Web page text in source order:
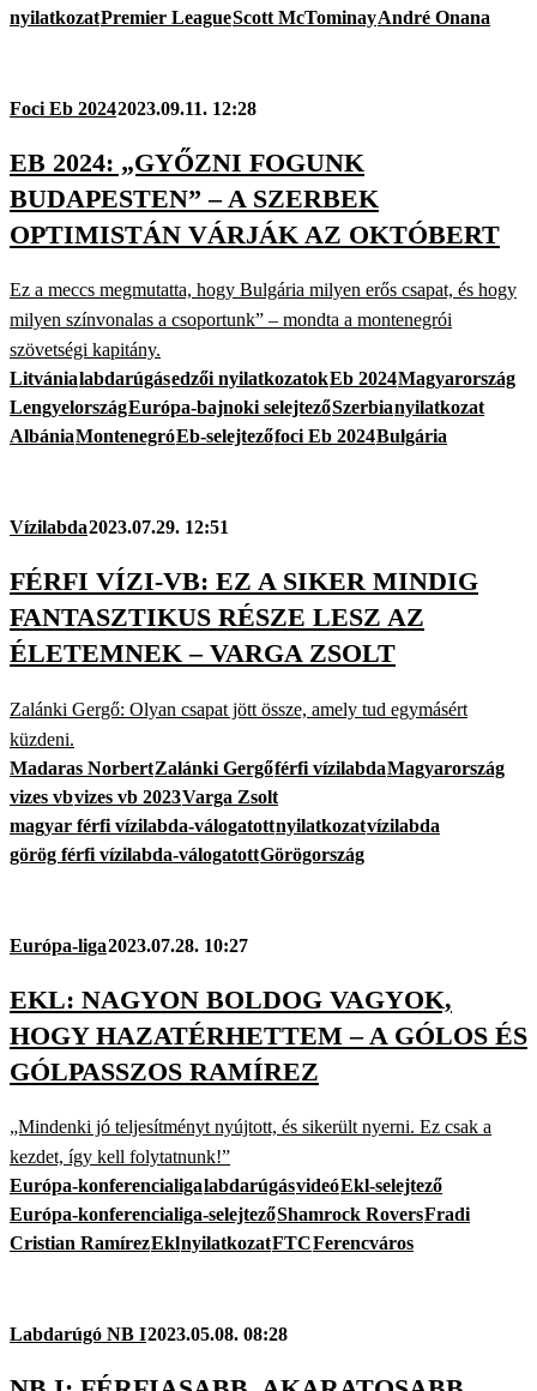
nyilatkozatPremier LeagueScott McTominayAndré Onana
Foci Eb 20242023.09.11. 12:28
EB 2024: „GYŐZNI FOGUNK
BUDAPESTEN” – A SZERBEK
OPTIMISTÁN VÁRJÁK AZ OKTÓBERT
Ez a meccs megmutatta, hogy Bulgária milyen erős csapat, és hogy
milyen színvonalas a csoportunk” – mondta a montenegrói
szövetségi kapitány.
Litvánialabdarúgásedzői nyilatkozatokEb 2024Magyarország
LengyelországEurópa-bajnoki selejtezőSzerbianyilatkozat
AlbániaMontenegróEb-selejtezőfoci Eb 2024Bulgária
Vízilabda2023.07.29. 12:51
FÉRFI VÍZI-VB: EZ A SIKER MINDIG
FANTASZTIKUS RÉSZE LESZ AZ
ÉLETEMNEK – VARGA ZSOLT
Zalánki Gergő: Olyan csapat jött össze, amely tud egymásért
küzdeni.
Madaras NorbertZalánki Gergőférfi vízilabdaMagyarország
vizes vbvizes vb 2023Varga Zsolt
magyar férfi vízilabda-válogatottnyilatkozatvízilabda
görög férfi vízilabda-válogatottGörögország
Európa-liga2023.07.28. 10:27
EKL: NAGYON BOLDOG VAGYOK,
HOGY HAZATÉRHETTEM – A GÓLOS ÉS
GÓLPASSZOS RAMÍREZ
„Mindenki jó teljesítményt nyújtott, és sikerült nyerni. Ez csak a
kezdet, így kell folytatnunk!”
Európa-konferencialigalabdarúgásvideóEkl-selejtező
Európa-konferencialiga-selejtezőShamrock RoversFradi
Cristian RamírezEklnyilatkozatFTCFerencváros
Labdarúgó NB I2023.05.08. 08:28